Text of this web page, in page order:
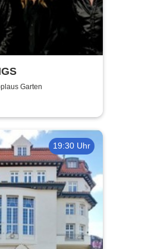
Garten
19:30 Uhr